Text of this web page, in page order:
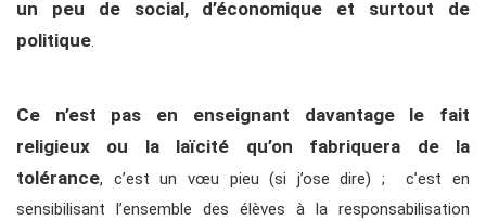
un peu de social, d’économique et surtout de
politique.
Ce n’est pas en enseignant davantage le fait
religieux ou la laïcité qu’on fabriquera de la
tolérance, c’est un vœu pieu (si j’ose dire) ; c’est en
sensibilisant l’ensemble des élèves à la responsabilisation